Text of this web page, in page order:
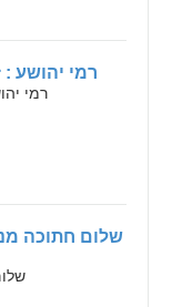
רמי יהושע
רמי יהושע:
שלום חתוכה